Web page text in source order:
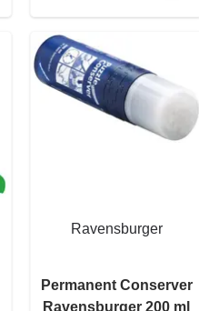
Ravensburger
Permanent Conserver
Ravensburger 200 ml